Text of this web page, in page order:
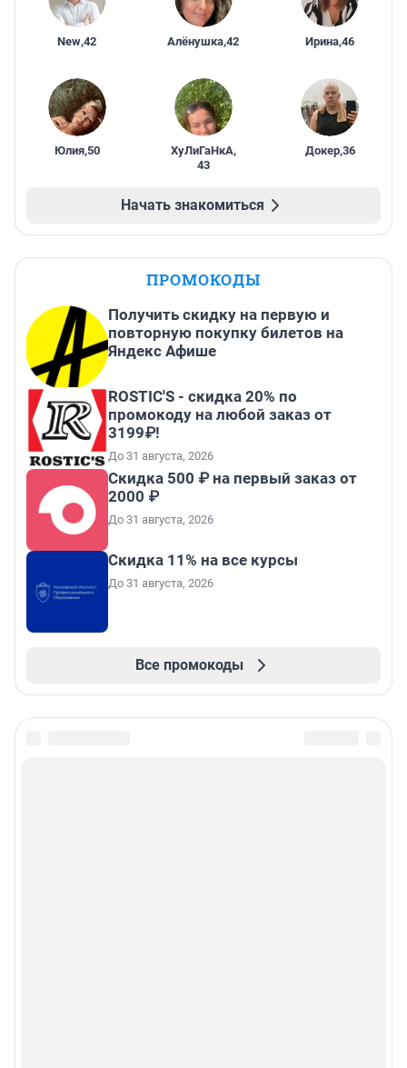
New,42 Алёнушка,42 Ирина,46
Юлия,50 ХуЛиГаНкА,
43
Докер,36
Начать знакомиться
ПРОМОКОДЫ
Получить скидку на первую и
повторную покупку билетов на
Яндекс Афише
ROSTIC'S - скидка 20% по
промокоду на любой заказ от
3199₽!
До 31 августа, 2026
Скидка 500 ₽ на первый заказ от
2000 ₽
До 31 августа, 2026
Скидка 11% на все курсы
До 31 августа, 2026
Все промокоды